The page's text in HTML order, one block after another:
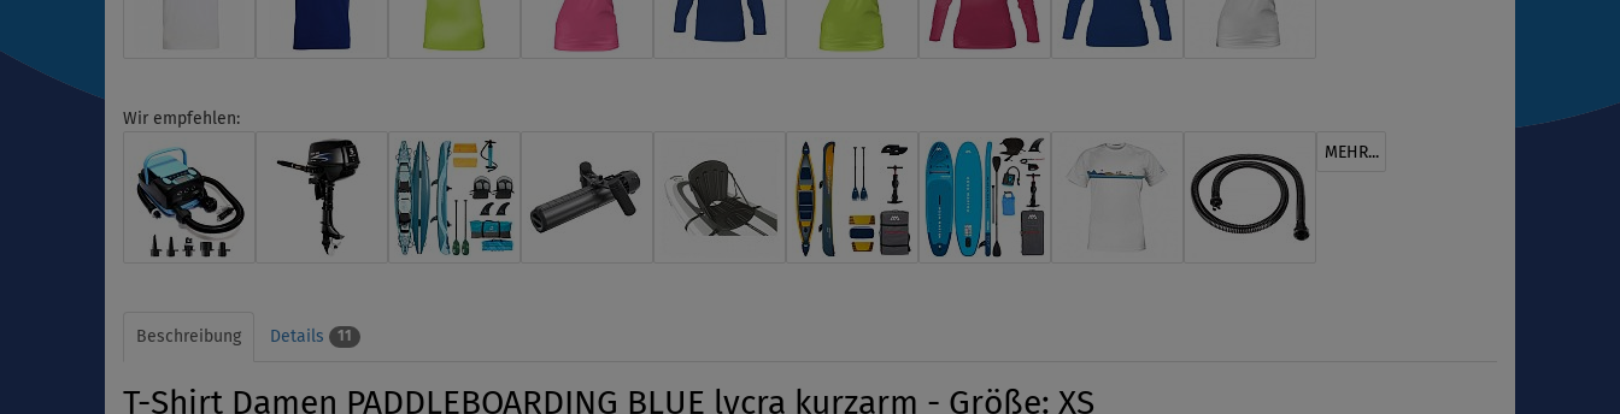
Wir empfehlen:
MEHR...
Beschreibung Details 11
T-Shirt Damen PADDLEBOARDING BLUE lycra kurzarm - Größe: XS